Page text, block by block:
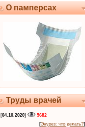
О памперсах
Труды врачей
[04.10.2020]
5682
[Энурез: что делать?]